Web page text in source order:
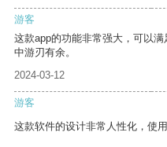
游客
这款app的功能非常强大，可以
中游刃有余。
2024-03-12
游客
这款软件的设计非常人性化，使